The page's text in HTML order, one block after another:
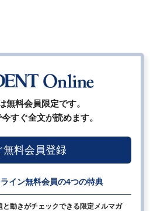
無料会員限定です。
すぐ全文が読めます。
無料会員登録
イン無料会員の4つの特典
と動きがチェックできる限定メルマガ